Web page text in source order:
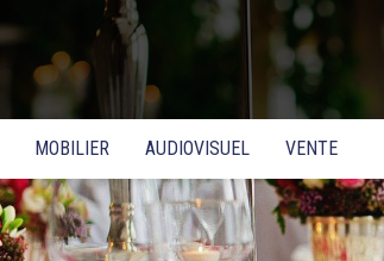
MOBILIER AUDIOVISUEL VENTE